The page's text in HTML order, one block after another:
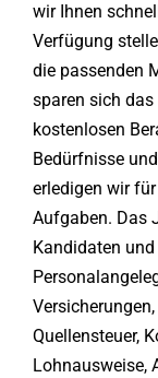
wir Ihnen
Verfügung
die passenden
sparen sich
kostenlosen
Bedürfnisse
erledigen wir
Aufgaben. Das
Kandidaten
Quellensteuer,
Lohnausweise,